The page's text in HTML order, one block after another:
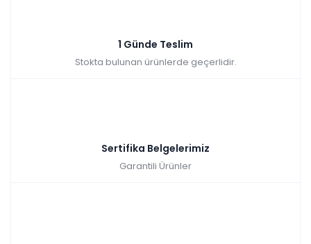
Linen Yatak Odası Takımı
1 Günde Teslim
Stokta bulunan ürünlerde geçerlidir.
Sertifika Belgelerimiz
Garantili Ürünler